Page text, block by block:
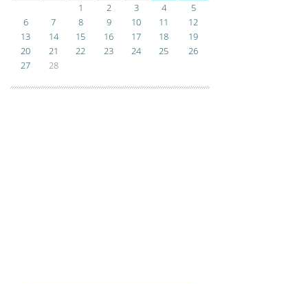
1
2 3 4
5
6
7 8 9 10 11
12
13
14 15 16 17 18
19
20
21 22 23 24 25
26
27
28